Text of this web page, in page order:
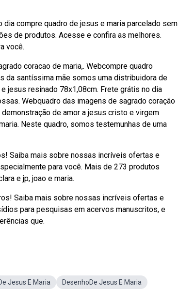
compre quadro de jesus e maria parcelado sem
de produtos. Acesse e confira as melhores.
você.
coracao de maria,. Webcompre quadro
da santíssima mãe somos uma distribuidora de
jesus resinado 78x1,08cm. Frete grátis no dia
Webquadro das imagens de sagrado coração
de amor a jesus cristo e virgem
Neste quadro, somos testemunhas de uma
Saiba mais sobre nossas incríveis ofertas e
para você. Mais de 273 produtos
e jp, joao e maria.
Saiba mais sobre nossas incríveis ofertas e
para pesquisas em acervos manuscritos, e
que.
Jesus E Maria DesenhoDe Jesus E Maria